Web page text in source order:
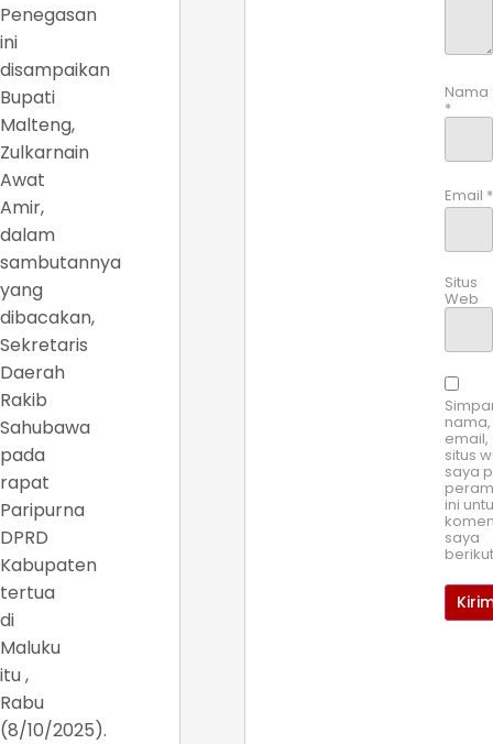
Penegasan
ini
disampaikan
Bupati
Malteng,
Zulkarnain
Awat
Amir,
dalam
sambutannya
yang
dibacakan,
Sekretaris
Daerah
Rakib
Sahubawa
pada
rapat
Paripurna
DPRD
Kabupaten
tertua
di
Maluku
itu ,
Rabu
(8/10/2025).
Nama
*
Email *
Situs
Web
nama,
email,
situs
saya
ini
saya